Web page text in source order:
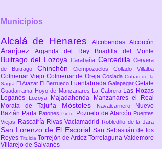
Municipios
Alcalá de Henares Alcobendas Alcorcón
AranjuezArganda del Rey Boadilla del Monte
Buitrago del LozoyaCarabaña CercedillaCervera
de Buitrago ChinchónCiempozuelosCollado Villalba
Colmenar Viejo Colmenar de Oreja Coslada Cubas de la
Sagra El Atazar El Berrueco Fuenlabrada Galapagar Getafe
Guadarrama Hoyo de Manzanares La Cabrera Las Rozas
Leganés
Lozoya Majadahonda
Manzanares el Real
Morata de Tajuña Móstoles Navalcarnero
Nuevo
Baztán Parla PatonesPinto Pozuelo de Alarcón Puentes
Viejas
Rascafría Rivas-Vaciamadrid Robledillo de la Jara
San Lorenzo de El Escorial San Sebastián de los
Reyes Titulcia Torrejón de Ardoz Torrelaguna Valdemoro
Villarejo de Salvanés